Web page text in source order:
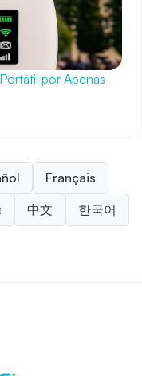
por Apenas
Français
中文 한국어